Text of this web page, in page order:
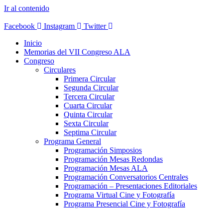
Ir al contenido
Facebook Instagram
Twitter
Inicio
Memorias del VII Congreso ALA
Congreso
Circulares
Primera Circular
Segunda Circular
Tercera Circular
Cuarta Circular
Quinta Circular
Sexta Circular
Septima Circular
Programa General
Programación Simposios
Programación Mesas Redondas
Programación Mesas ALA
Programación Conversatorios Centrales
Programación – Presentaciones Editoriales
Programa Virtual Cine y Fotografía
Programa Presencial Cine y Fotografía